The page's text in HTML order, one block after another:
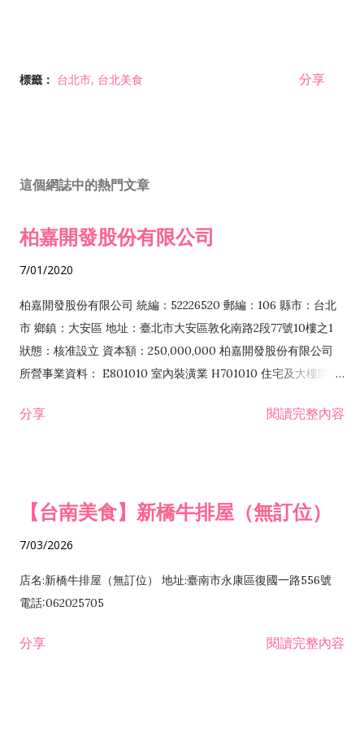
標籤： 台北市 台北美食 分享
這個網誌中的熱門文章
柏嘉開發股份有限公司
7/01/2020
柏嘉開發股份有限公司 統編：52226520 郵編：106 縣市：台北
市 鄉鎮：大安區 地址：臺北市大安區敦化南路2段77號10樓之1
狀態：核准設立 資本額：250,000,000 柏嘉開發股份有限公司
所營事業資料： E801010 室內裝潢業 H701010 住宅及大樓開發
發業 H703090 不動產買賣業 H703100 不動產租賃業 I503010
分享 閱讀完整內容
【台南美食】新橋牛排屋（無訂位）
7/03/2026
店名:新橋牛排屋（無訂位） 地址:臺南市永康區復國一路556號
電話:062025705
分享 閱讀完整內容